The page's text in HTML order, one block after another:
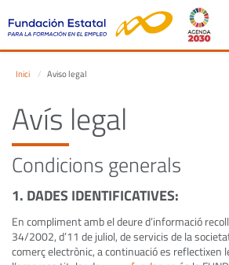
Inici Aviso legal
Avís legal
Condicions generals
1. DADES IDENTIFICATIVES:
En compliment amb el deure d’informació
34/2002, d’11 de juliol, de servicis de la
comerç electrònic, a continuació es reflectixen